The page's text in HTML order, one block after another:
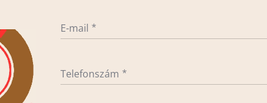
E-mail
Telefonszám